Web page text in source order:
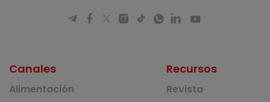
Canales
Alimentación
Recursos
Revista